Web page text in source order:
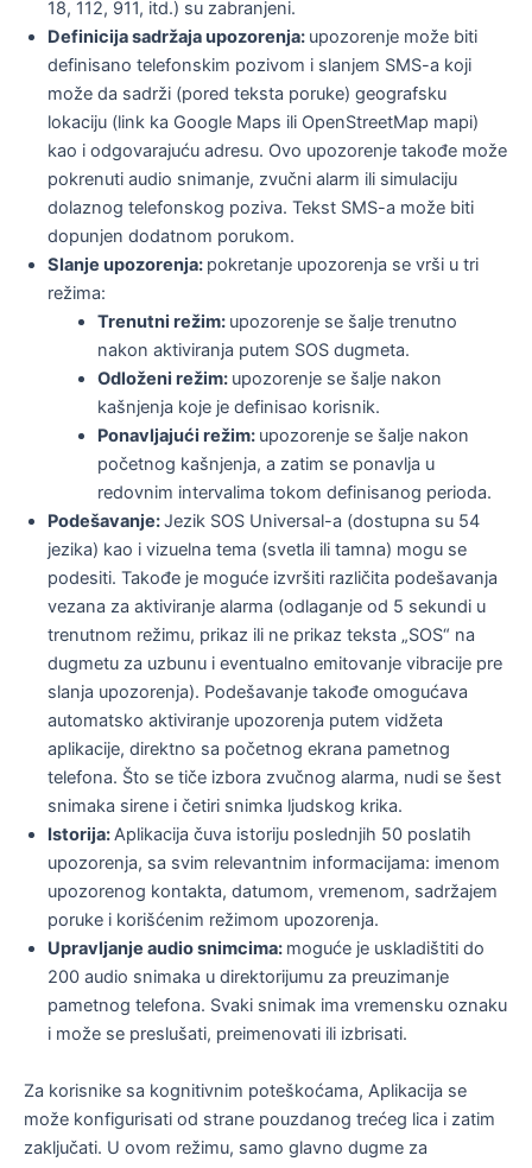
18, 112, 911, itd.) su zabranjeni.
Definicija sadržaja upozorenja: upozorenje može biti
definisano telefonskim pozivom i slanjem SMS-a koji
može da sadrži (pored teksta poruke) geografsku
lokaciju (link ka Google Maps ili OpenStreetMap mapi)
kao i odgovarajuću adresu. Ovo upozorenje takođe može
pokrenuti audio snimanje, zvučni alarm ili simulaciju
dolaznog telefonskog poziva. Tekst SMS-a može biti
dopunjen dodatnom porukom.
Slanje upozorenja: pokretanje upozorenja se vrši u tri
režima:
Trenutni režim: upozorenje se šalje trenutno
nakon aktiviranja putem SOS dugmeta.
Odloženi režim: upozorenje se šalje nakon
kašnjenja koje je definisao korisnik.
Ponavljajući režim: upozorenje se šalje nakon
početnog kašnjenja, a zatim se ponavlja u
redovnim intervalima tokom definisanog perioda.
Podešavanje:Jezik SOS Universal-a (dostupna su 54
jezika) kao i vizuelna tema (svetla ili tamna) mogu se
podesiti. Takođe je moguće izvršiti različita podešavanja
vezana za aktiviranje alarma (odlaganje od 5 sekundi u
trenutnom režimu, prikaz ili ne prikaz teksta „SOS“ na
dugmetu za uzbunu i eventualno emitovanje vibracije pre
slanja upozorenja). Podešavanje takođe omogućava
automatsko aktiviranje upozorenja putem vidžeta
aplikacije, direktno sa početnog ekrana pametnog
telefona. Što se tiče izbora zvučnog alarma, nudi se šest
snimaka sirene i četiri snimka ljudskog krika.
Istorija:Aplikacija čuva istoriju poslednjih 50 poslatih
upozorenja, sa svim relevantnim informacijama: imenom
upozorenog kontakta, datumom, vremenom, sadržajem
poruke i korišćenim režimom upozorenja.
Upravljanje audio snimcima: moguće je uskladištiti do
200 audio snimaka u direktorijumu za preuzimanje
pametnog telefona. Svaki snimak ima vremensku oznaku
i može se preslušati, preimenovati ili izbrisati.
Za korisnike sa kognitivnim poteškoćama, Aplikacija se
može konfigurisati od strane pouzdanog trećeg lica i zatim
zaključati. U ovom režimu, samo glavno dugme za